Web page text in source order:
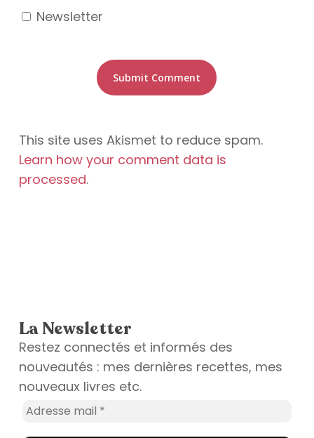
Newsletter
This site uses Akismet to reduce spam.
Learn how your comment data is
processed.
La Newsletter
Restez connectés et informés des
nouveautés : mes dernières recettes, mes
nouveaux livres etc.